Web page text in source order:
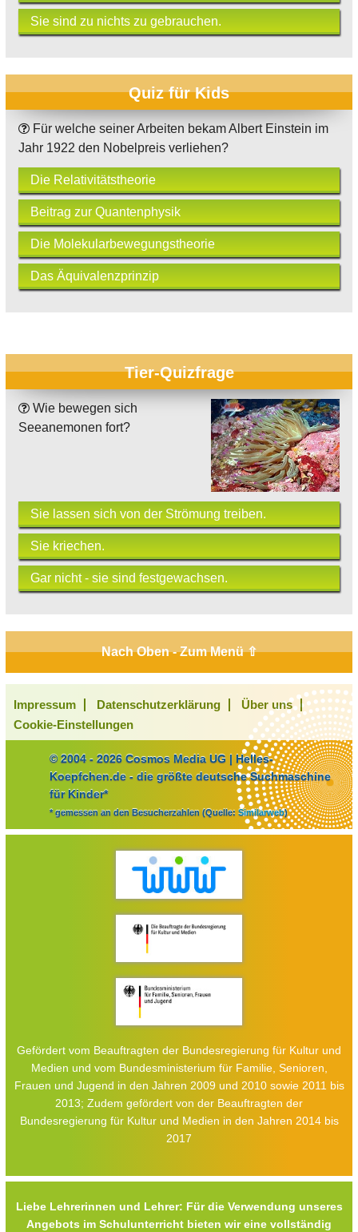
Sie sind zu nichts zu gebrauchen.
Quiz für Kids
Für welche seiner Arbeiten bekam Albert Einstein im
Jahr 1922 den Nobelpreis verliehen?
Die Relativitätstheorie
Beitrag zur Quantenphysik
Die Molekularbewegungstheorie
Das Äquivalenzprinzip
Tier-Quizfrage
Wie bewegen sich
Seeanemonen fort?
Sie lassen sich von der Strömung treiben.
Sie kriechen.
Gar nicht - sie sind festgewachsen.
Nach Oben - Zum Menü ⇧
Impressum Datenschutzerklärung
Über uns
Cookie-Einstellungen
© 2004 - 2026 Cosmos Media UG | Helles-
Koepfchen.de - die größte deutsche Suchmaschine
für Kinder*
* gemessen an den Besucherzahlen (Quelle: Similarweb)
Gefördert vom Beauftragten der Bundesregierung für Kultur und
Medien und vom Bundesministerium für Familie, Senioren,
Frauen und Jugend in den Jahren 2009 und 2010 sowie 2011 bis
2013; Zudem gefördert von der Beauftragten der
Bundesregierung für Kultur und Medien in den Jahren 2014 bis
2017
Liebe Lehrerinnen und Lehrer: Für die Verwendung unseres
Angebots im Schulunterricht bieten wir eine vollständig